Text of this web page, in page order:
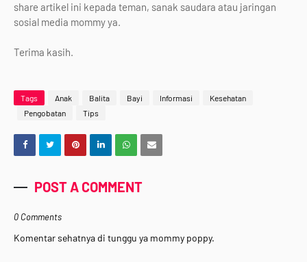
share artikel ini kepada teman, sanak saudara atau jaringan
sosial media mommy ya.
Terima kasih.
Tags Anak Balita Bayi Informasi
Kesehatan
Pengobatan
Tips
POST A COMMENT
0 Comments
Komentar sehatnya di tunggu ya mommy poppy.